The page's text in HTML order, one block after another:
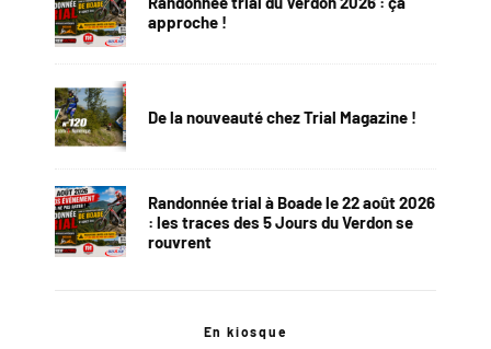
approche !
De la nouveauté chez Trial Magazine !
Randonnée trial à Boade le 22 août 2026
: les traces des 5 Jours du Verdon se
rouvrent
En kiosque